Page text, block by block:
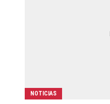
NOTICIAS